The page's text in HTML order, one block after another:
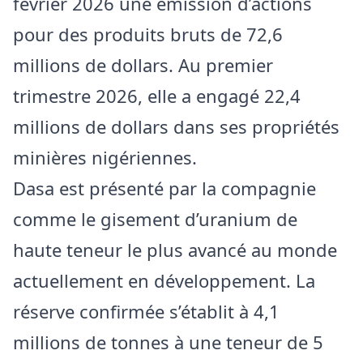
pour des produits bruts de 72,6
millions de dollars. Au premier
trimestre 2026, elle a engagé 22,4
millions de dollars dans ses propriétés
minières nigériennes.
Dasa est présenté par la compagnie
comme le gisement d’uranium de
haute teneur le plus avancé au monde
actuellement en développement. La
réserve confirmée s’établit à 4,1
millions de tonnes à une teneur de 5